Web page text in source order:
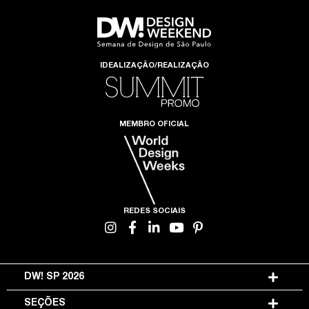
IDEALIZAÇÃO/REALIZAÇÃO
MEMBRO OFICIAL
REDES SOCIAIS
DW! SP 2026
SEÇÕES